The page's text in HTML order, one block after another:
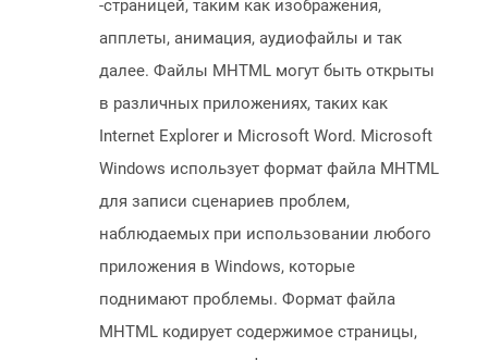
-страницей, таким как изображения,
апплеты, анимация, аудиофайлы и так
далее. Файлы MHTML могут быть открыты
в различных приложениях, таких как
Internet Explorer и Microsoft Word. Microsoft
Windows использует формат файла MHTML
для записи сценариев проблем,
наблюдаемых при использовании любого
приложения в Windows, которые
поднимают проблемы. Формат файла
MHTML кодирует содержимое страницы,